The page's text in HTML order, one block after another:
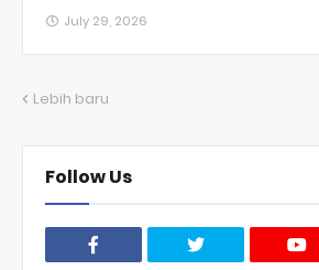
July 29, 2026
Lebih baru
Follow Us